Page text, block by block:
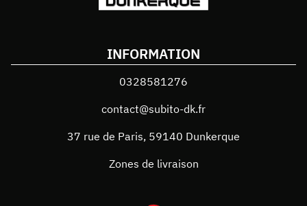
INFORMATION
0328581276
contact@subito-dk.fr
37 rue de Paris, 59140 Dunkerque
Zones de livraison